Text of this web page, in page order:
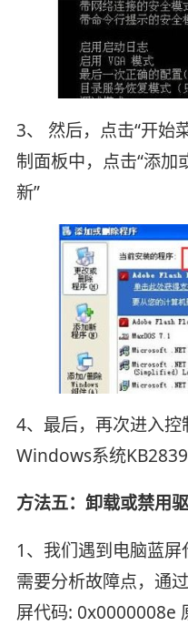
3、 然后，点击“开始
制面板中，点击“添加
新”
4、最后，再次进入
Windows系统
方法五：卸载或禁用
1、我们遇到电脑蓝屏
需要分析故障点，通
屏代码: 0x0000008e